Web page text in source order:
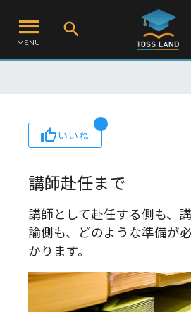
MENU
いいね
講師赴任まで
講師として赴任する側も、
諭側も、どのような準備が
かります。